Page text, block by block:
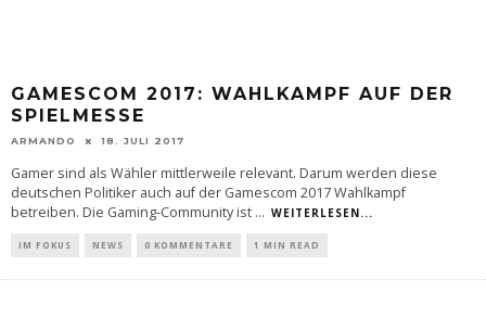
GAMESCOM 2017: WAHLKAMPF AUF DER
SPIELMESSE
ARMANDO 18. JULI 2017
Gamer sind als Wähler mittlerweile relevant. Darum werden diese
deutschen Politiker auch auf der Gamescom 2017 Wahlkampf
betreiben. Die Gaming-Community ist ... WEITERLESEN...
IM FOKUS NEWS 0 KOMMENTARE 1 MIN READ